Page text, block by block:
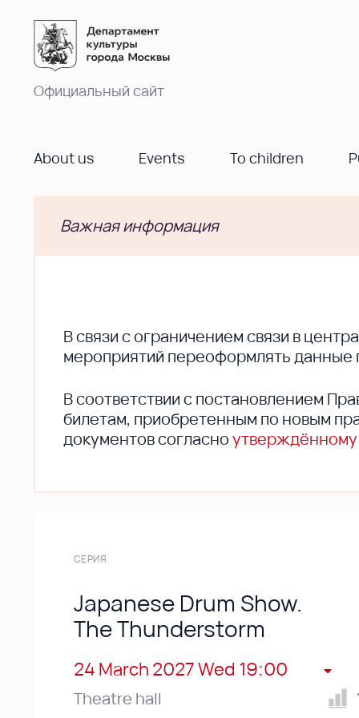
Официальный сайт
About us Events To children
Важная информация
В cвязи с ограничением связи в
мероприятий переоформлять данные
В соответствии с постановлением
билетам, приобретенным по новым
документов согласно
СЕРИЯ
Japanese Drum Show.
The Thunderstorm
24 March 2027 Wed 19:00
Theatre hall